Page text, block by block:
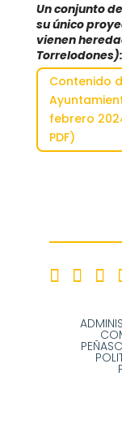
Un conjunto
su único
vienen
Contenido
febrero
PDF)